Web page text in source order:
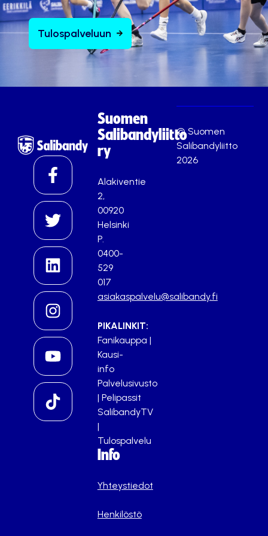
Tulospalveluun
Suomen
Salibandyliitto
ry
Alakiventie
2,
00920
Helsinki
P.
0400-
529
017
asiakaspalvelu@salibandy.fi
PIKALINKIT:
Fanikauppa |
Kausi-
info
Palvelusivusto
| Pelipassit
SalibandyTV
|
Tulospalvelu
Info
Yhteystiedot
Henkilöstö
© Suomen
Salibandyliitto
2026